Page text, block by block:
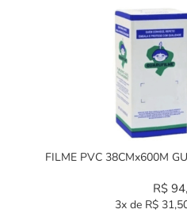
FILME PVC 38CMx600M
R$
3x de R$